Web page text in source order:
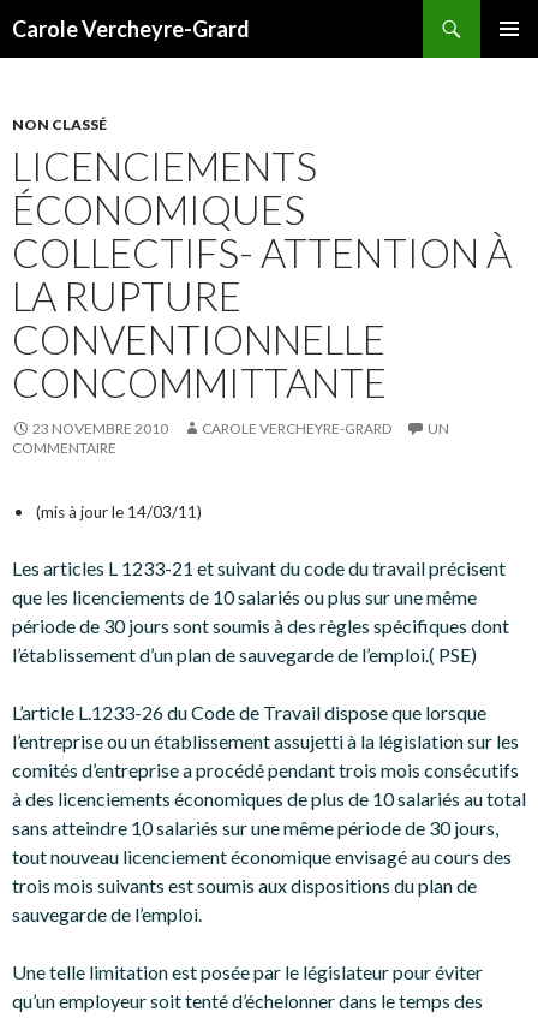
Carole Vercheyre-Grard
NON CLASSÉ
LICENCIEMENTS
ÉCONOMIQUES
COLLECTIFS- ATTENTION À
LA RUPTURE
CONVENTIONNELLE
CONCOMMITTANTE
23 NOVEMBRE 2010 CAROLE VERCHEYRE-GRARD
UN
COMMENTAIRE
(mis à jour le 14/03/11)
Les articles L 1233-21 et suivant du code du travail précisent
que les licenciements de 10 salariés ou plus sur une même
période de 30 jours sont soumis à des règles spécifiques dont
l’établissement d’un plan de sauvegarde de l’emploi.( PSE)
L’article L.1233-26 du Code de Travail dispose que lorsque
l’entreprise ou un établissement assujetti à la législation sur les
comités d’entreprise a procédé pendant trois mois consécutifs
à des licenciements économiques de plus de 10 salariés au total
sans atteindre 10 salariés sur une même période de 30 jours,
tout nouveau licenciement économique envisagé au cours des
trois mois suivants est soumis aux dispositions du plan de
sauvegarde de l’emploi.
Une telle limitation est posée par le législateur pour éviter
qu’un employeur soit tenté d’échelonner dans le temps des